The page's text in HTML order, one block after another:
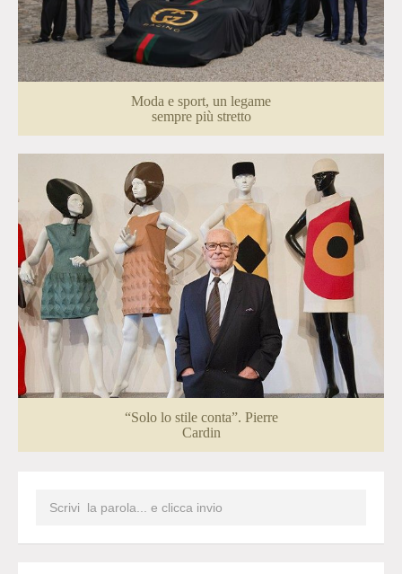
Moda e sport, un legame
sempre più stretto
“Solo lo stile conta”. Pierre
Cardin